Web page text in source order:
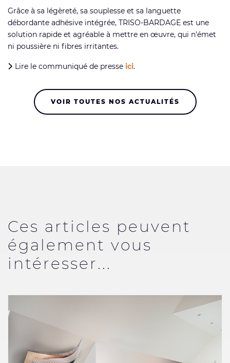
Grâce à sa légèreté, sa souplesse et sa languette
débordante adhésive intégrée, TRISO-BARDAGE est une
solution rapide et agréable à mettre en œuvre, qui n’émet
ni poussière ni fibres irritantes.
Lire le communiqué de presse ici.
VOIR TOUTES NOS ACTUALITÉS
Ces articles peuvent
également vous
intéresser...